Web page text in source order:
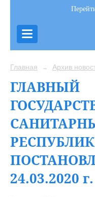
Главная → Архив
ГЛАВНЫЙ
24.03.2020 г.